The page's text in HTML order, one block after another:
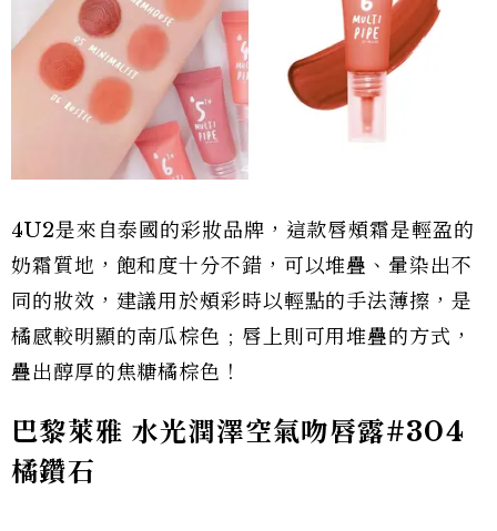
4U2是來自泰國的彩妝品牌，這款唇頰霜是輕盈的
奶霜質地，飽和度十分不錯，可以堆疊、暈染出不
同的妝效，建議用於頰彩時以輕點的手法薄擦，是
橘感較明顯的南瓜棕色﹔唇上則可用堆疊的方式，
疊出醇厚的焦糖橘棕色！
巴黎萊雅 水光潤澤空氣吻唇露#304
橘鑽石